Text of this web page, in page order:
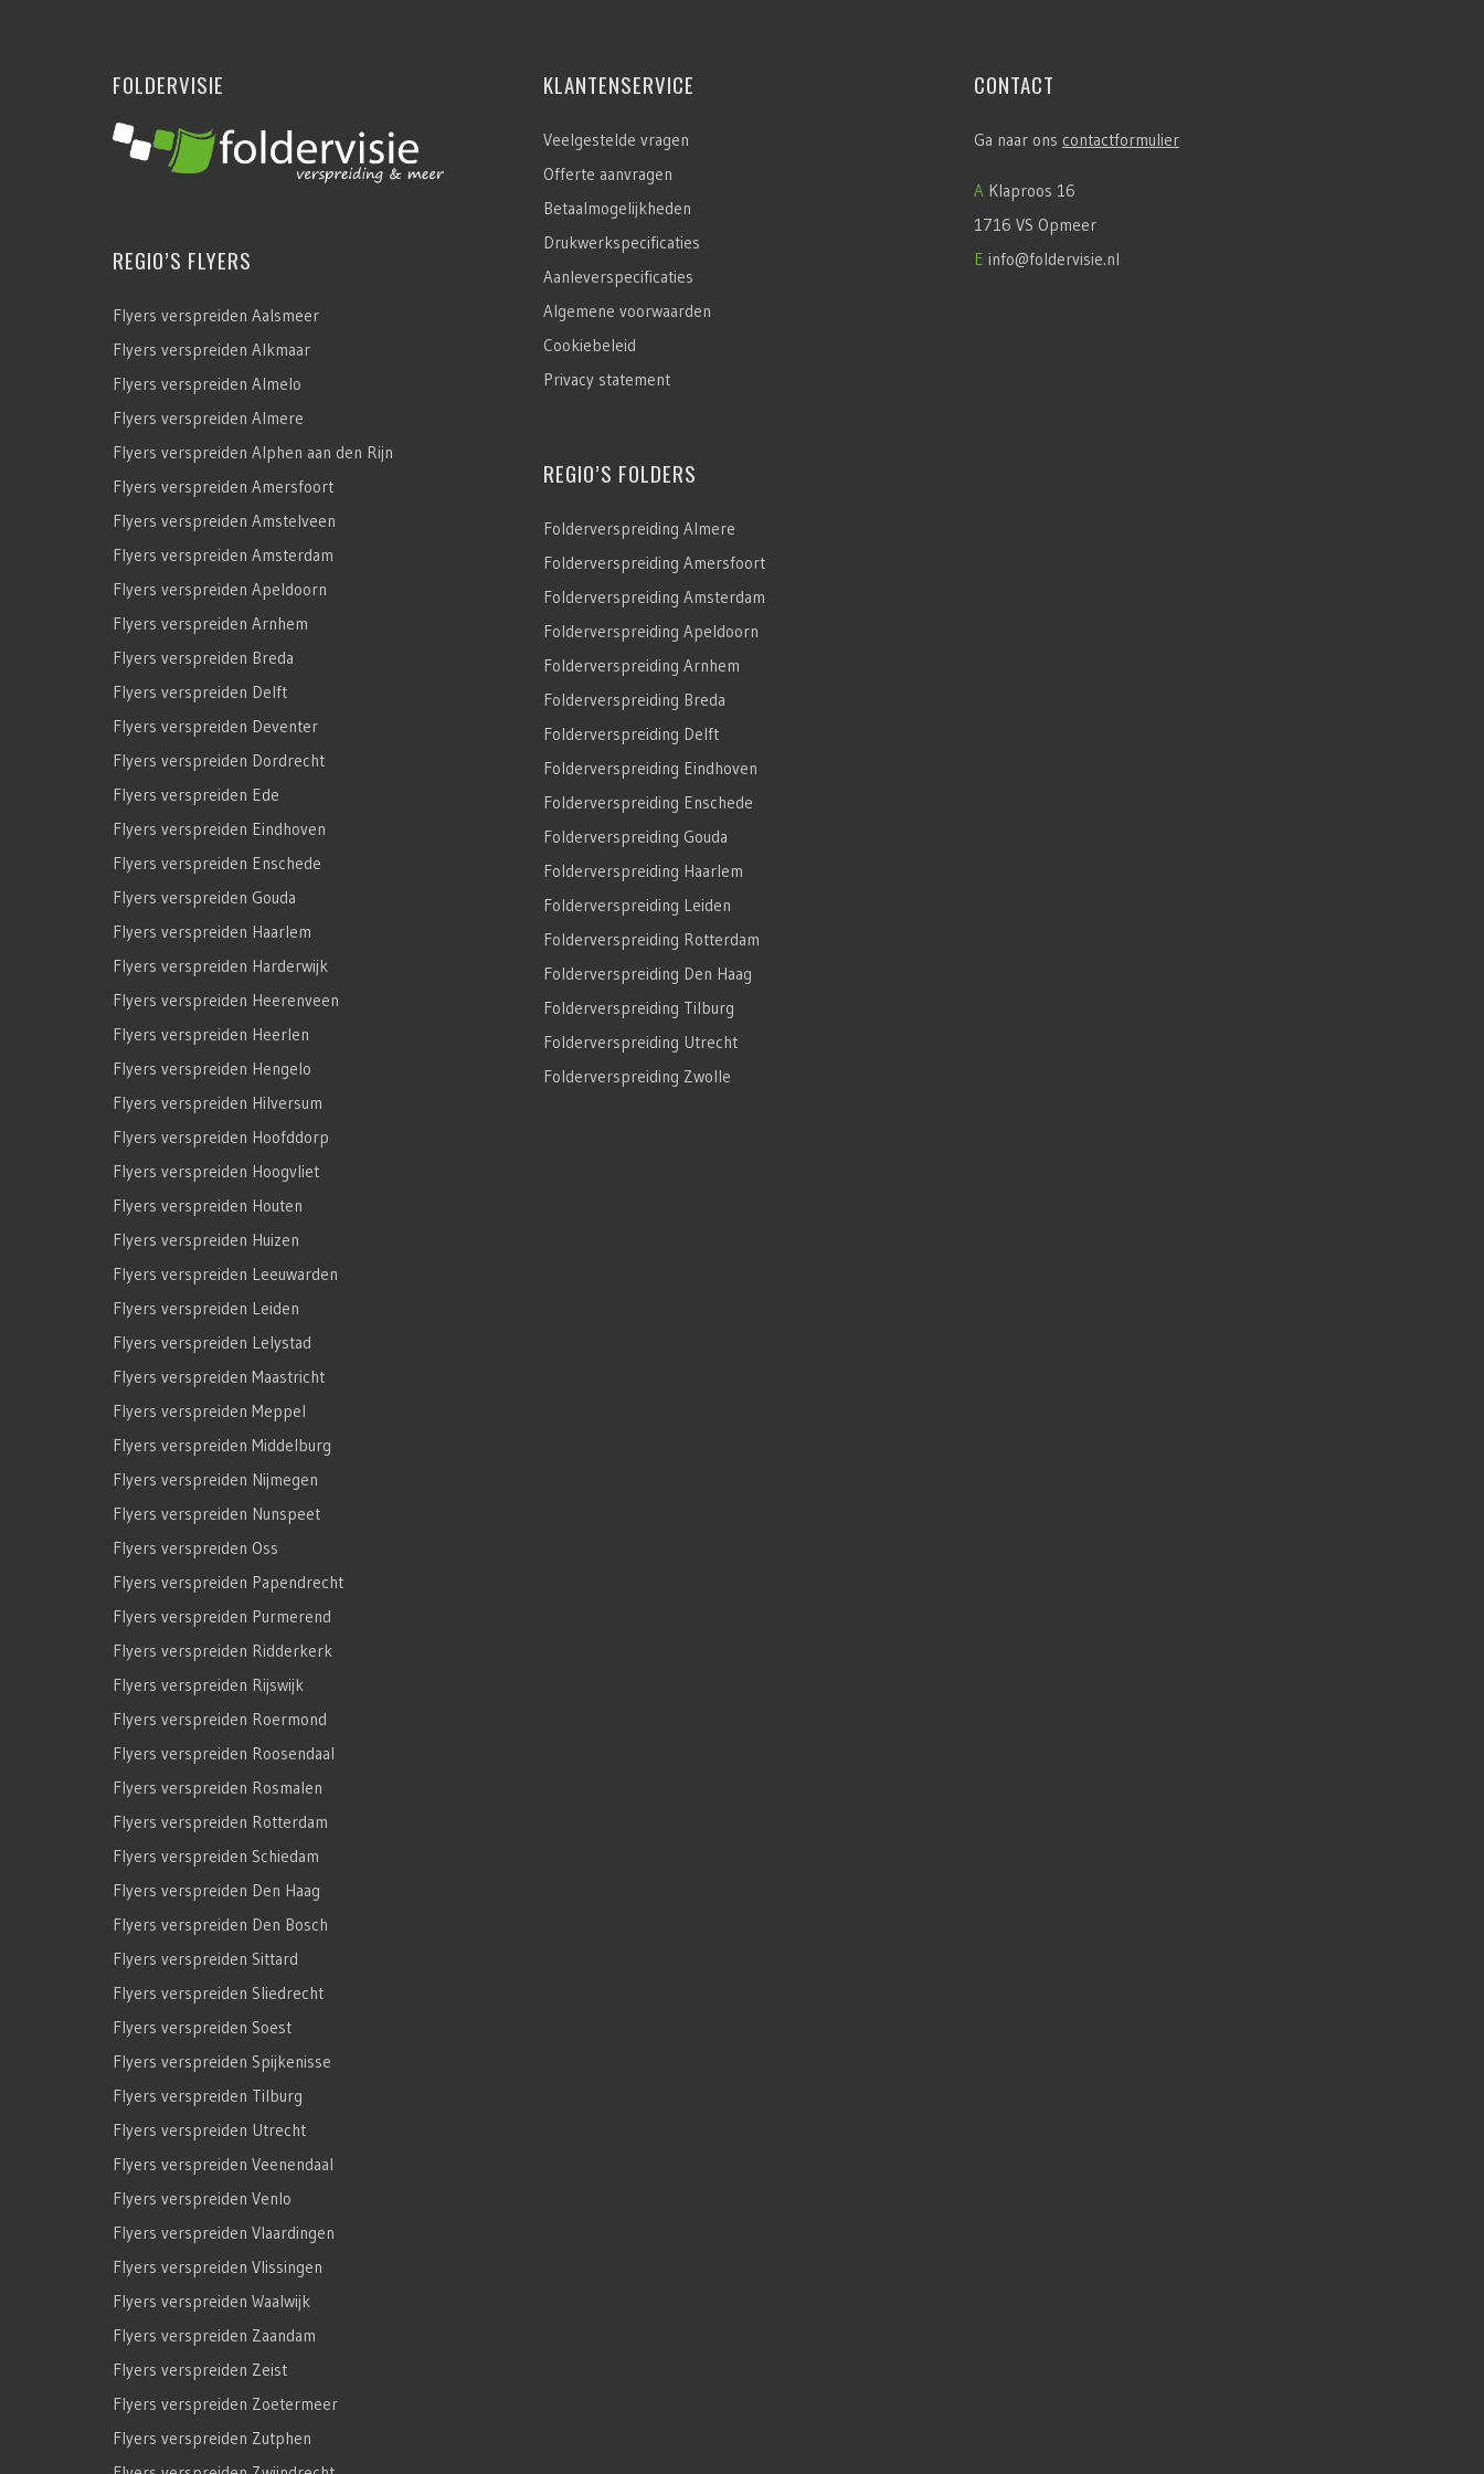
FOLDERVISIE
REGIO’S FLYERS
Flyers verspreiden Aalsmeer
Flyers verspreiden Alkmaar
Flyers verspreiden Almelo
Flyers verspreiden Almere
Flyers verspreiden Alphen aan den Rijn
Flyers verspreiden Amersfoort
Flyers verspreiden Amstelveen
Flyers verspreiden Amsterdam
Flyers verspreiden Apeldoorn
Flyers verspreiden Arnhem
Flyers verspreiden Breda
Flyers verspreiden Delft
Flyers verspreiden Deventer
Flyers verspreiden Dordrecht
Flyers verspreiden Ede
Flyers verspreiden Eindhoven
Flyers verspreiden Enschede
Flyers verspreiden Gouda
Flyers verspreiden Haarlem
Flyers verspreiden Harderwijk
Flyers verspreiden Heerenveen
Flyers verspreiden Heerlen
Flyers verspreiden Hengelo
Flyers verspreiden Hilversum
Flyers verspreiden Hoofddorp
Flyers verspreiden Hoogvliet
Flyers verspreiden Houten
Flyers verspreiden Huizen
Flyers verspreiden Leeuwarden
Flyers verspreiden Leiden
Flyers verspreiden Lelystad
Flyers verspreiden Maastricht
Flyers verspreiden Meppel
Flyers verspreiden Middelburg
Flyers verspreiden Nijmegen
Flyers verspreiden Nunspeet
Flyers verspreiden Oss
Flyers verspreiden Papendrecht
Flyers verspreiden Purmerend
Flyers verspreiden Ridderkerk
Flyers verspreiden Rijswijk
Flyers verspreiden Roermond
Flyers verspreiden Roosendaal
Flyers verspreiden Rosmalen
Flyers verspreiden Rotterdam
Flyers verspreiden Schiedam
Flyers verspreiden Den Haag
Flyers verspreiden Den Bosch
Flyers verspreiden Sittard
Flyers verspreiden Sliedrecht
Flyers verspreiden Soest
Flyers verspreiden Spijkenisse
Flyers verspreiden Tilburg
Flyers verspreiden Utrecht
Flyers verspreiden Veenendaal
Flyers verspreiden Venlo
Flyers verspreiden Vlaardingen
Flyers verspreiden Vlissingen
Flyers verspreiden Waalwijk
Flyers verspreiden Zaandam
Flyers verspreiden Zeist
Flyers verspreiden Zoetermeer
Flyers verspreiden Zutphen
KLANTENSERVICE
Veelgestelde vragen
Offerte aanvragen
Betaalmogelijkheden
Drukwerkspecificaties
Aanleverspecificaties
Algemene voorwaarden
Cookiebeleid
Privacy statement
REGIO’S FOLDERS
Folderverspreiding Almere
Folderverspreiding Amersfoort
Folderverspreiding Amsterdam
Folderverspreiding Apeldoorn
Folderverspreiding Arnhem
Folderverspreiding Breda
Folderverspreiding Delft
Folderverspreiding Eindhoven
Folderverspreiding Enschede
Folderverspreiding Gouda
Folderverspreiding Haarlem
Folderverspreiding Leiden
Folderverspreiding Rotterdam
Folderverspreiding Den Haag
Folderverspreiding Tilburg
Folderverspreiding Utrecht
Folderverspreiding Zwolle
CONTACT
Ga naar ons contactformulier
A Klaproos 16
1716 VS Opmeer
E info@foldervisie.nl